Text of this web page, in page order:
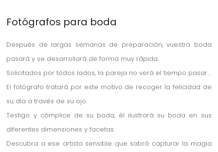
Fotógrafos para boda
Después de largas semanas de preparación, vuestra boda
pasará y se desarrollará de forma muy rápida.
Solicitados por todos lados, la pareja no verá el tiempo pasar...
El fotógrafo tratará por este motivo de recoger la felicidad de
su día a través de su ojo.
Testigo y cómplice de su boda, él ilustrará su boda en sus
diferentes dimensiones y facetas.
Descubra a ese artista sensible que sabrá capturar la magia